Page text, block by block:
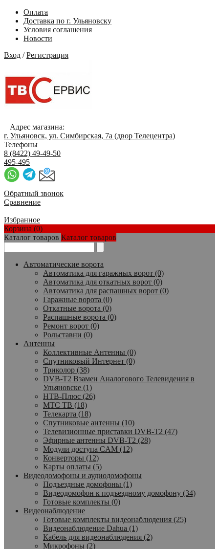
Оплата
Доставка по г. Ульяновску
Условия соглашения
Новости
Вход /Регистрация
Адрес магазина:
г. Ульяновск, ул. Симбирская, 7а (двор Телецентра)
Телефоны
8 (8422) 49-49-50
495-495
Обратный звонок
Сравнение
Избранное
Корзина (0)
Каталог товаров Каталог товаров
Автоматические ворота
Автоматика для гаражных ворот (0)
Автоматика для откатных ворот (0)
Автоматика для распашных ворот (0)
Гаражные ворота (0)
Откатные ворота (0)
Распашные ворота (0)
Ремонт ворот (0)
Рольставни (0)
Антенны
Коллективные Антенны (0)
Спутниковый Интернет (0)
Триколор (38)
DVB-T2 Взамен Аналогового Телевидения в
Ульяновске (1)
НТВ-Плюс (26)
МТС ТВ (18)
Телекарта (18)
Спутниковые антенны (10)
Телевизионные приставки DVB-T2 (47)
Эфирные антенны DVB-T2 (28)
Модули доступа CAM (12)
Конверторы (12)
Карты оплаты (5)
Видеодомофоны и аудиодомофоны
Подъездные домофоны (1)
Видеодомофон к подъездному домофону (34)
Готовые комплекты (0)
Видеонаблюдение
Готовые комплекты видеонаблюдения (25)
Видеонаблюдение Dahua (1)
Кабель для видеонаблюдения (2)
Микрофоны (2)